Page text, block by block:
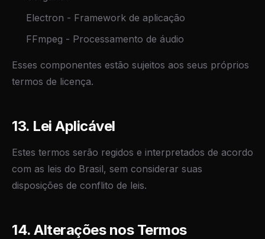
Electron - Framework de aplicação
FFmpeg - Processamento de áudio
Esses componentes estão sujeitos aos seus próprios
termos de licença.
13. Lei Aplicável
Estes termos serão regidos e interpretados de acordo
com as leis do Brasil, sem considerar suas
disposições de conflito de leis.
14. Alterações nos Termos